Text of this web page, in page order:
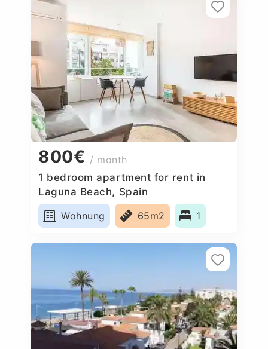
800€ / month
1 bedroom apartment for rent in
Laguna Beach, Spain
Wohnung
65m2 1